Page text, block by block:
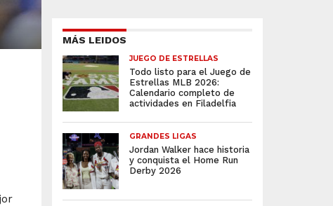
MÁS LEIDOS
JUEGO DE ESTRELLAS
Todo listo para el Juego de
Estrellas MLB 2026:
Calendario completo de
actividades en Filadelfia
GRANDES LIGAS
Jordan Walker hace historia
y conquista el Home Run
Derby 2026